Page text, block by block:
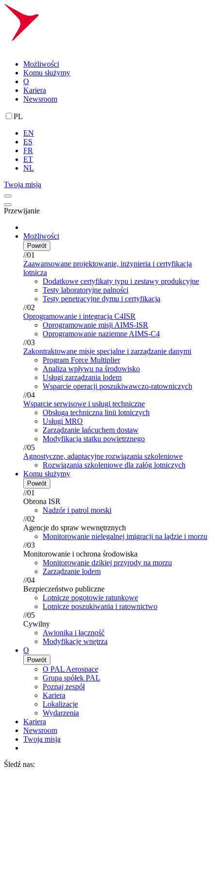
Możliwości
Komu służymy
O
Kariera
Newsroom
PL
EN
ES
FR
ET
NL
Twoja misja
Przewijanie
Możliwości
Powrót
//01
Zaawansowane projektowanie, inżynieria i certyfikacja
lotnicza
Dodatkowe certyfikaty typu i zestawy produkcyjne
Testy laboratoryjne palności
Testy penetracyjne dymu i certyfikacja
//02
Oprogramowanie i integracja C4ISR
Oprogramowanie misji AIMS-ISR
Oprogramowanie naziemne AIMS-C4
//03
Zakontraktowane misje specjalne i zarządzanie danymi
Program Force Multiplier
Analiza wpływu na środowisko
Usługi zarządzania lodem
Wsparcie operacji poszukiwawczo-ratowniczych
//04
Wsparcie serwisowe i usługi techniczne
Obsługa techniczna linii lotniczych
Usługi MRO
Zarządzanie łańcuchem dostaw
Modyfikacja statku powietrznego
//05
Agnostyczne, adaptacyjne rozwiązania szkoleniowe
Rozwiązania szkoleniowe dla załóg lotniczych
Komu służymy
Powrót
//01
Obrona ISR
Nadzór i patrol morski
//02
Agencje do spraw wewnętrznych
Monitorowanie nielegalnej imigracji na lądzie i morzu
//03
Monitorowanie i ochrona środowiska
Monitorowanie dzikiej przyrody na morzu
Zarządzanie lodem
//04
Bezpieczeństwo publiczne
Lotnicze pogotowie ratunkowe
Lotnicze poszukiwania i ratownictwo
//05
Cywilny
Awionika i łączność
Modyfikacje wnętrza
O
Powrót
O PAL Aerospace
Grupa spółek PAL
Poznaj zespół
Kariera
Lokalizacje
Wydarzenia
Kariera
Newsroom
Twoja misja
Śledź nas: